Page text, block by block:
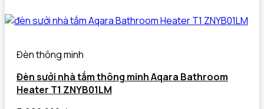
Đèn thông minh
Đèn sưởi nhà tắm thông minh Aqara Bathroom
Heater T1 ZNYB01LM